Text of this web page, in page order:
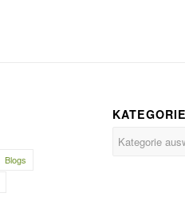
Blogs